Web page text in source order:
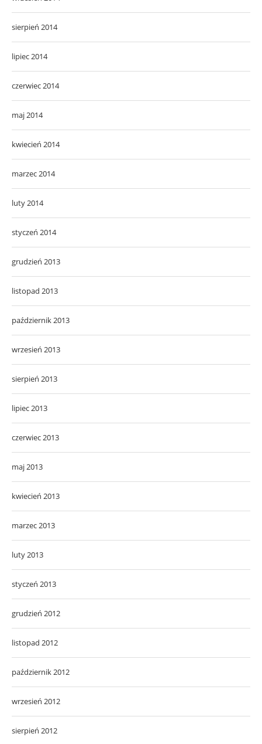
sierpień 2014
lipiec 2014
czerwiec 2014
maj 2014
kwiecień 2014
marzec 2014
luty 2014
styczeń 2014
grudzień 2013
listopad 2013
październik 2013
wrzesień 2013
sierpień 2013
lipiec 2013
czerwiec 2013
maj 2013
kwiecień 2013
marzec 2013
luty 2013
styczeń 2013
grudzień 2012
listopad 2012
październik 2012
wrzesień 2012
sierpień 2012